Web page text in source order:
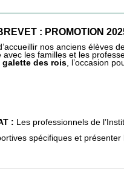
: PROMOTION
nos anciens élèves
les familles et les
galette des rois , l’occasion
: Les professionnels de
spécifiques et présenter